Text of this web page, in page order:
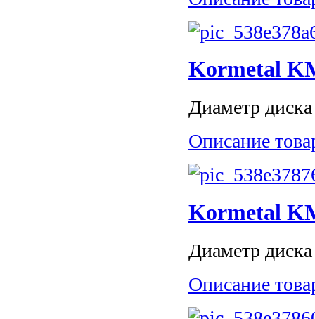
Kormetal
Диаметр
Описание
Kormetal
Диаметр
Описание